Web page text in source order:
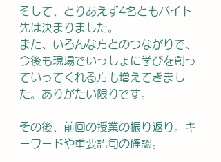
そして、とりあえず4名ともバイト
先は決まりました。
また、いろんな方とのつながりで、
今後も現場でいっしょに学びを創っ
ていってくれる方も増えてきまし
た。ありがたい限りです。
その後、前回の授業の振り返り。キ
ーワードや重要語句の確認。